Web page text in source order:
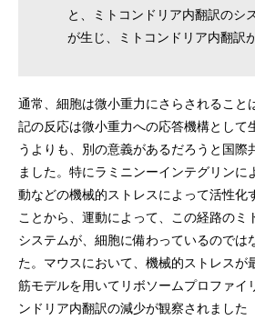
と、ミトコンドリア内翻訳のシ
が生じ、ミトコンドリア内翻訳
通常、細胞は微小重力にさらされること
記の反応は微小重力への応答機構として
うよりも、別の意義があるだろうと国際
ました。特にラミニンーインテグリンに
動などの機械的ストレスによって活性化
ことから、運動によって、この経路のミ
システムが、細胞に備わっているのでは
た。マウスにおいて、機械的ストレスが
筋モデルを用いてリボソームプロファイ
ンドリア内翻訳の減少が観察されました